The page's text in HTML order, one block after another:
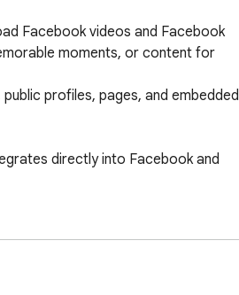
Facebook videos and Facebook
moments, or content for
profiles, pages, and embedded
directly into Facebook and
leaving the page.